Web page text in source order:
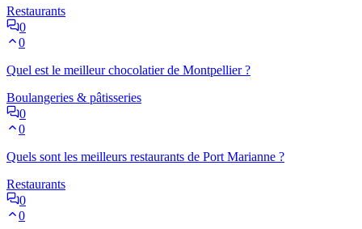
Restaurants
0
0
Quel est le meilleur chocolatier de Montpellier ?
Boulangeries & pâtisseries
0
0
Quels sont les meilleurs restaurants de Port Marianne ?
Restaurants
0
0